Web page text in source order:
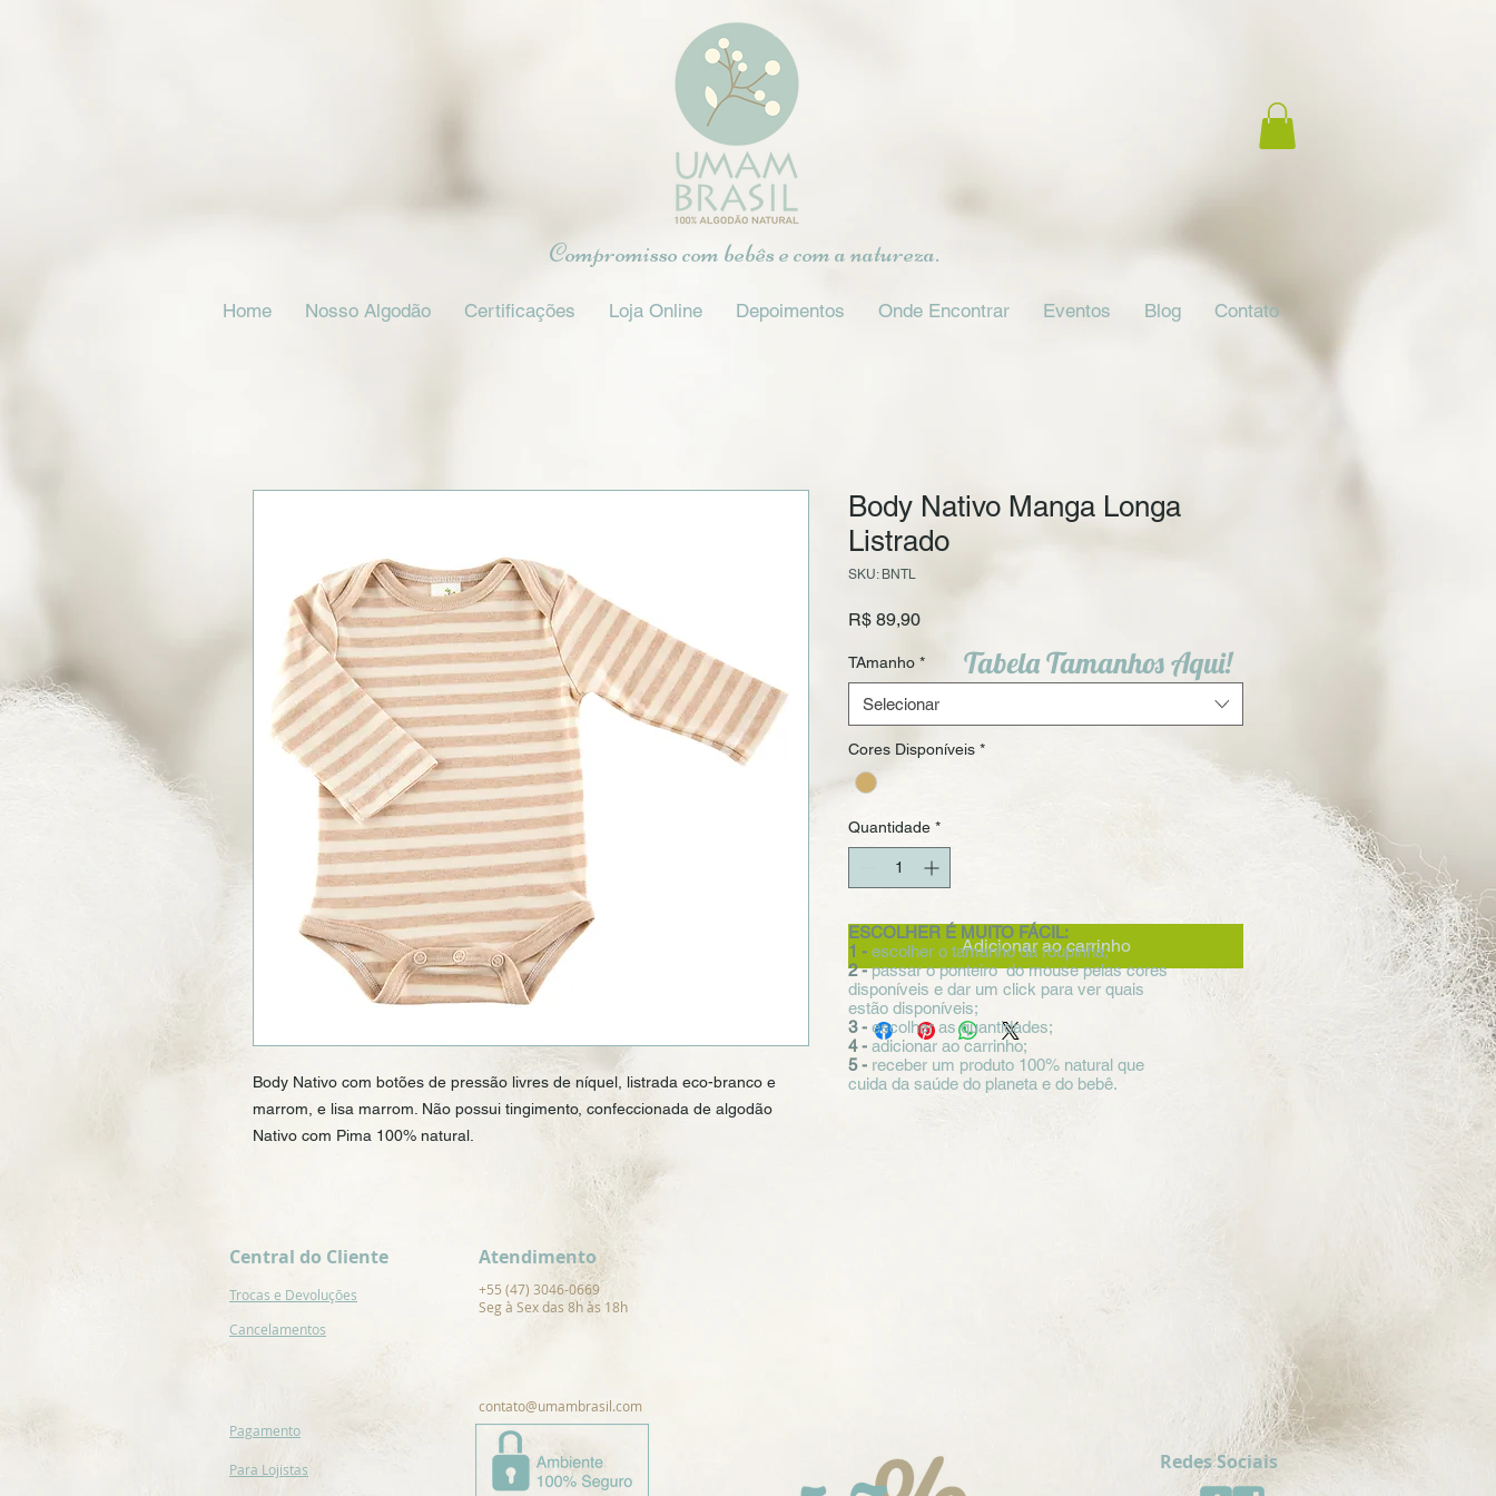
Compromisso com bebês e com a natureza.
Home Nosso Algodão Certificações Loja Online Depoimentos Onde Encontrar Eventos Blog Contato
Body Nativo com botões de pressão livres de níquel, listrada eco-branco e
marrom, e lisa marrom. Não possui tingimento, confeccionada de algodão
Nativo com Pima 100% natural.
Body Nativo Manga Longa
Listrado
SKU: BNTL
R$ 89,90Preço
TAmanho *
Selecionar
Cores Disponíveis *
Quantidade *
Adicionar ao carrinho
ESCOLHER É MUITO FÁCIL:
1 - escolher o tamanho da roupinha;
2 -passar o ponteiro do mouse pelas cores
disponíveis e dar um click para ver quais
estão disponíveis;
3 - escolher as quantidades;
4 - adicionar ao carrinho;
5 - receber um produto 100% natural que
cuida da saúde do planeta e do bebê.
Tabela Tamanhos Aqui!
Trocas e Devoluções
Cancelamentos
Central do Cliente Atendimento
+55 (47) 3046-0669
Seg à Sex das 8h às 18h
contato@umambrasil.com
Pagamento
Para Lojistas Redes Sociais